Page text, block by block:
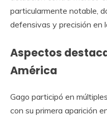
particularmente notable,
defensivas y precisión en
Aspectos
América
Gago participó en
con su primera aparición